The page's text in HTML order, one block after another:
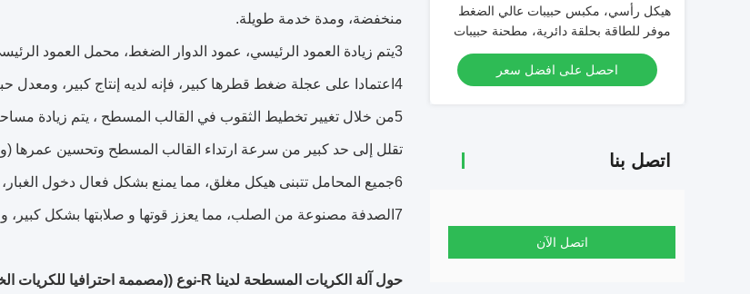
هيكل رأسي، مكبس حبيبات عالي الضغط
موفر للطاقة بحلقة دائرية، مطحنة حبيبات
خشبية لوقود الكتلة الحيوية
احصل على افضل سعر
اتصل بنا
اتصل الآن
منخفضة، ومدة خدمة طويلة.
3يتم زيادة العمود الرئيسي، عمود الدوار الضغط، محمل العمود الرئيسي، ومحمل الدوار الضغط لتحمل أكثر من ضعف الحمل الأصلي.
4اعتمادا على عجلة ضغط قطرها كبير، فإنه لديه إنتاج كبير، ومعدل حبة عالية، والجسيمات المتساوية، وقوة الجسيمات العالية.
5من خلال تغيير تخطيط الثقوب في القالب المسطح ، يتم زيادة
تقلل إلى حد كبير من سرعة ارتداء القالب المسطح وتحسين عمرها
6جميع المحامل تتبنى هيكل مغلق، مما يمنع بشكل فعال دخول الغبار، وتحسين بيئة عمل المحامل، وتطويل عمر خدمتها.
7الصدفة مصنوعة من الصلب، مما يعزز قوتها و صلابتها بشكل كبير، ولن تعاني من كسر الصدفة.
حول آلة الكريات المسطحة لدينا R-نوع ((مصممة احترافيا للكريات الخشبية البيوماس)) ونوع D (هي لصناعة الكريات الغذائية).